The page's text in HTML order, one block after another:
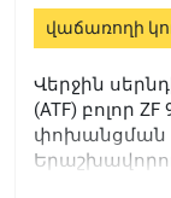
վաճառողի
Վերջին
(ATF) բոլոր
փոխանցման